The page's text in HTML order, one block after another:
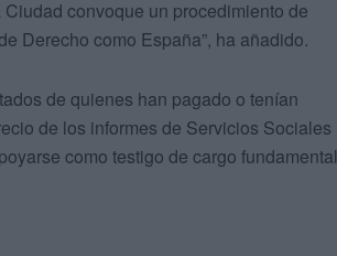
convoque un procedimiento de
Derecho como España”, ha añadido.
de quienes han pagado o tenían
de los informes de Servicios Sociales
como testigo de cargo fundamental